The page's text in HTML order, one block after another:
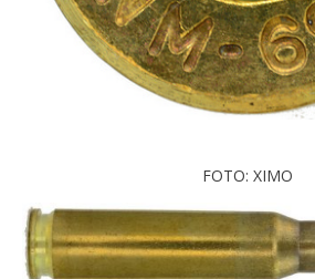
FOTO: XIMO